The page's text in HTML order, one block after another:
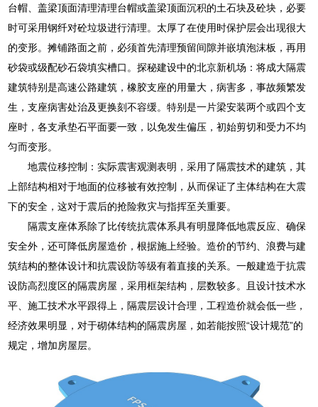
台帽、盖梁顶面清理清理台帽或盖梁顶面沉积的土石块及砼块，必要
时可采用钢纤对砼垃圾进行清理。太厚了在使用时保护层会出现很大
的变形。摊铺路面之前，必须首先清理预留间隙并嵌填泡沫板，再用
砂袋或级配砂石袋填实槽口。探秘建设中的北京新机场：将成大隔震
建筑特别是高速公路建筑，橡胶支座的用量大，病害多，事故频繁发
生，支座病害处治及更换刻不容缓。特别是一片梁安装两个或四个支
座时，各支承垫石平面要一致，以免发生偏压，初始剪切和受力不均
匀而变形。
地震位移控制：实际震害观测表明，采用了隔震技术的建筑，其
上部结构相对于地面的位移被有效控制，从而保证了主体结构在大震
下的安全，这对于震后的抢险救灾与指挥至关重要。
隔震支座体系除了比传统抗震体系具有明显降低地震反应、确保
安全外，还可降低房屋造价，根据施上经验。造价的节约、浪费与建
筑结构的整体设计和抗震设防等级有着直接的关系。一般建造于抗震
设防高烈度区的隔震房屋，采用框架结构，层数较多。且设计技术水
平、施工技术水平跟得上，隔震层设计合理，工程造价就会低一些，
经济效果明显，对于砌体结构的隔震房屋，如若能按照“设计规范”的
规定，增加房屋层。